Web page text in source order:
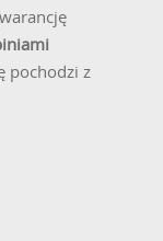
pochodzi z